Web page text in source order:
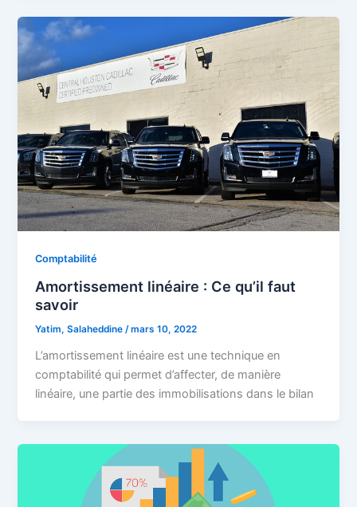
Comptabilité
Amortissement linéaire : Ce qu’il faut
savoir
Yatim, Salaheddine/mars 10, 2022
L’amortissement linéaire est une technique en
comptabilité qui permet d’affecter, de manière
linéaire, une partie des immobilisations dans le bilan